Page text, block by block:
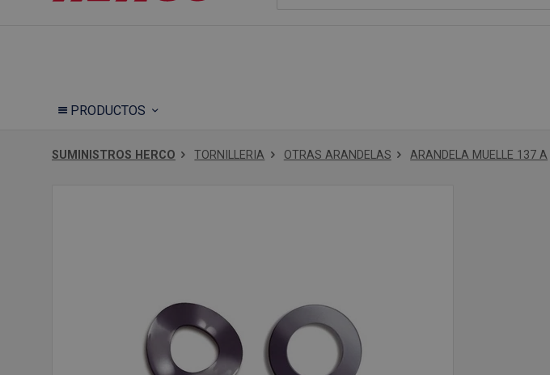
PRODUCTOS
SUMINISTROS HERCO TORNILLERIA OTRAS ARANDELAS ARANDELA MUELLE 137 A